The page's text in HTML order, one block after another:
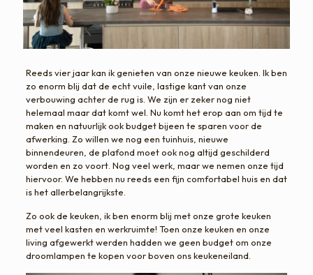
Reeds vier jaar kan ik genieten van onze nieuwe keuken. Ik ben
zo enorm blij dat de echt vuile, lastige kant van onze
verbouwing achter de rug is. We zijn er zeker nog niet
helemaal maar dat komt wel. Nu komt het erop aan om tijd te
maken en natuurlijk ook budget bijeen te sparen voor de
afwerking. Zo willen we nog een tuinhuis, nieuwe
binnendeuren, de plafond moet ook nog altijd geschilderd
worden en zo voort. Nog veel werk, maar we nemen onze tijd
hiervoor. We hebben nu reeds een fijn comfortabel huis en dat
is het allerbelangrijkste.
Zo ook de keuken, ik ben enorm blij met onze grote keuken
met veel kasten en werkruimte! Toen onze keuken en onze
living afgewerkt werden hadden we geen budget om onze
droomlampen te kopen voor boven ons keukeneiland.